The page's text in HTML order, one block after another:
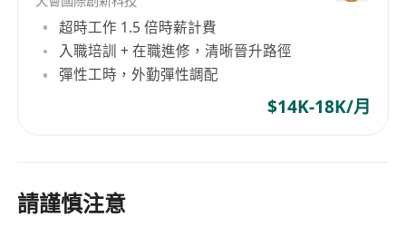
超時工作 1.5 倍時薪計費
入職培訓 + 在職進修，清晰晉升路徑
彈性工時，外勤彈性調配
$14K-18K/月
請謹慎注意